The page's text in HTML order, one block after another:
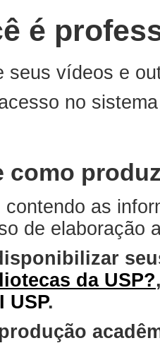
é
seus vídeos e
no
como
contendo as
de elaboração
da USP?
USP.